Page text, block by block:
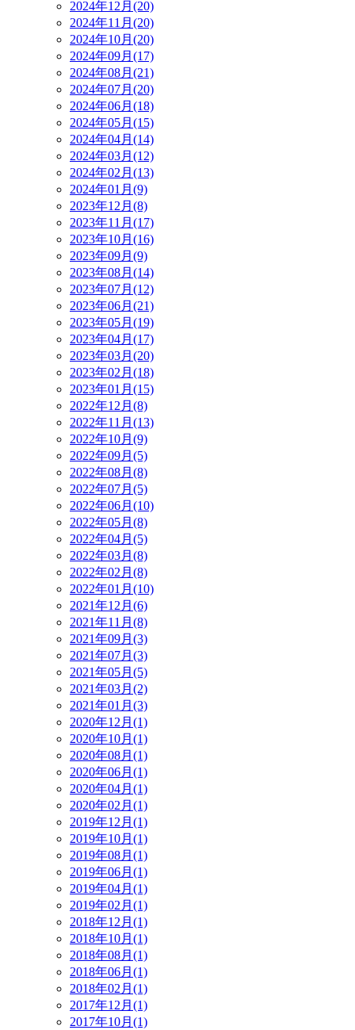
2024年12月(20)
2024年11月(20)
2024年10月(20)
2024年09月(17)
2024年08月(21)
2024年07月(20)
2024年06月(18)
2024年05月(15)
2024年04月(14)
2024年03月(12)
2024年02月(13)
2024年01月(9)
2023年12月(8)
2023年11月(17)
2023年10月(16)
2023年09月(9)
2023年08月(14)
2023年07月(12)
2023年06月(21)
2023年05月(19)
2023年04月(17)
2023年03月(20)
2023年02月(18)
2023年01月(15)
2022年12月(8)
2022年11月(13)
2022年10月(9)
2022年09月(5)
2022年08月(8)
2022年07月(5)
2022年06月(10)
2022年05月(8)
2022年04月(5)
2022年03月(8)
2022年02月(8)
2022年01月(10)
2021年12月(6)
2021年11月(8)
2021年09月(3)
2021年07月(3)
2021年05月(5)
2021年03月(2)
2021年01月(3)
2020年12月(1)
2020年10月(1)
2020年08月(1)
2020年06月(1)
2020年04月(1)
2020年02月(1)
2019年12月(1)
2019年10月(1)
2019年08月(1)
2019年06月(1)
2019年04月(1)
2019年02月(1)
2018年12月(1)
2018年10月(1)
2018年08月(1)
2018年06月(1)
2018年02月(1)
2017年12月(1)
2017年10月(1)